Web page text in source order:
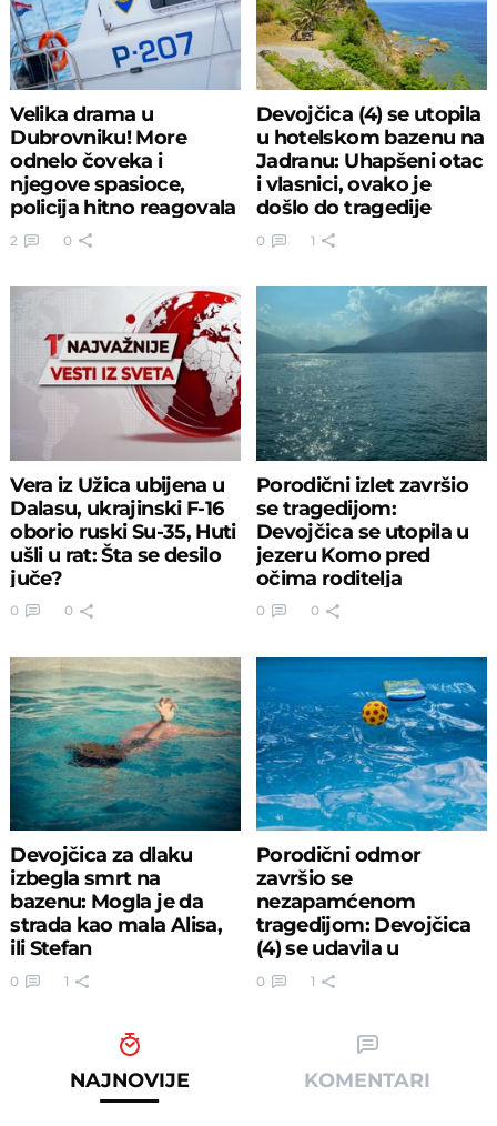
Velika drama u
Dubrovniku! More
odnelo čoveka i
njegove spasioce,
policija hitno reagovala
2 0
Devojčica (4) se utopila
u hotelskom bazenu na
Jadranu: Uhapšeni otac
i vlasnici, ovako je
došlo do tragedije
0 1
Vera iz Užica ubijena u
Dalasu, ukrajinski F-16
oborio ruski Su-35, Huti
ušli u rat: Šta se desilo
juče?
0 0
Porodični izlet završio
se tragedijom:
Devojčica se utopila u
jezeru Komo pred
očima roditelja
0 0
Devojčica za dlaku
izbegla smrt na
bazenu: Mogla je da
strada kao mala Alisa,
ili Stefan
0 1
Porodični odmor
završio se
nezapamćenom
tragedijom: Devojčica
(4) se udavila u
hotelskom bazenu
0 1
NAJNOVIJE KOMENTARI